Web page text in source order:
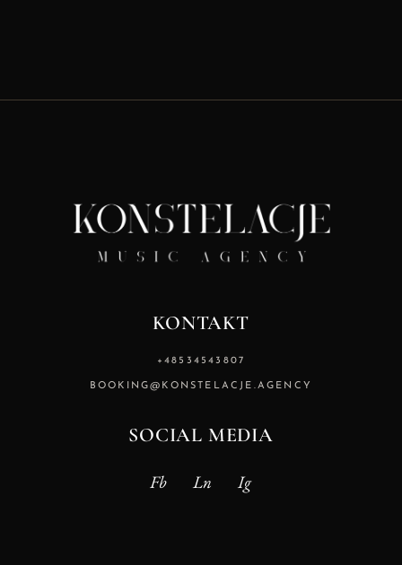
KONTAKT
+48534543807
BOOKING@KONSTELACJE.AGENCY
SOCIAL MEDIA
Fb Ln Ig